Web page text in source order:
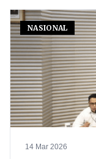
NASIONAL
14 Mar 2026